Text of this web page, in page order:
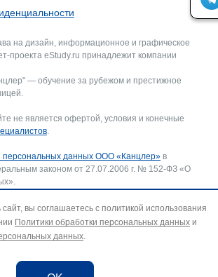
на дизайн, информационное и графическое
проекта eStudy.ru принадлежит компании
— обучение за рубежом и престижное
не является офертой, условия и конечные
персональных данных ООО «Канцлер» в
законом от 27.07.2006 г. № 152-ФЗ «О
персональных данных и использование
несогласия — покиньте сайт.
на обработку персональных данных направьте
вы соглашаетесь с политикой использования
Политики обработки персональных данных и
данных.